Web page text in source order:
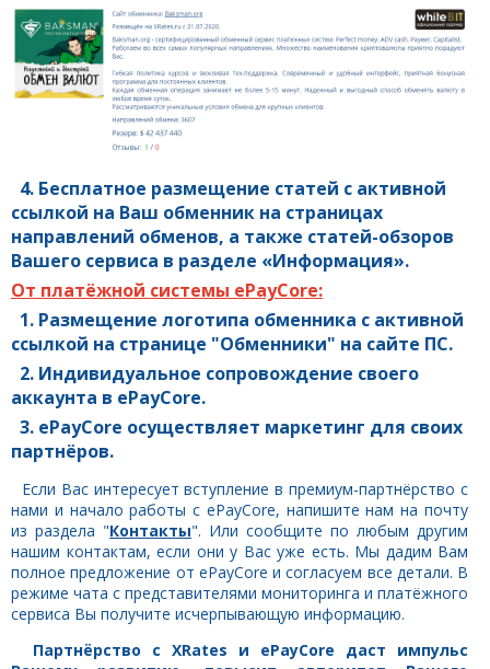
4. Бесплатное размещение статей с активной
ссылкой на Ваш обменник на страницах
направлений обменов, а также статей-обзоров
Вашего сервиса в разделе «Информация».
От платёжной системы ePayCore:
1. Размещение логотипа обменника с активной
ссылкой на странице "Обменники" на сайте ПС.
2. Индивидуальное сопровождение своего
аккаунта в ePayCore.
3. ePayCore осуществляет маркетинг для своих
партнёров.
Если Вас интересует вступление в премиум-партнёрство с
нами и начало работы с ePayCore, напишите нам на почту
из раздела "Контакты". Или сообщите по любым другим
нашим контактам, если они у Вас уже есть. Мы дадим Вам
полное предложение от ePayCore и согласуем все детали. В
режиме чата с представителями мониторинга и платёжного
сервиса Вы получите исчерпывающую информацию.
Партнёрство с XRates и ePayCore даст импульс